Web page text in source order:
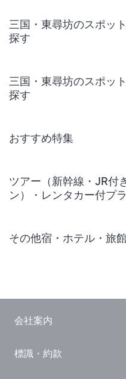
三国・東尋坊のスポッ
探す
三国・東尋坊のスポッ
探す
おすすめ特集
ツアー（新幹線・JR付
ン）・レンタカー付プ
その他宿・ホテル・旅
国内観光ガイド
会社案内
標識・約款